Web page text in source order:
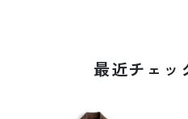
最近チェッ